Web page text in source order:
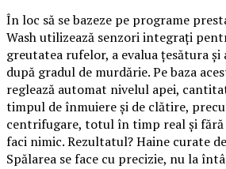
În loc să se bazeze pe programe
Wash utilizează senzori integrați
greutatea rufelor, a evalua țesătura și
după gradul de murdărie. Pe baza
reglează automat nivelul apei,
timpul de înmuiere și de clătire,
centrifugare, totul în timp real și fără
faci nimic. Rezultatul? Haine curate
Spălarea se face cu precizie, nu la